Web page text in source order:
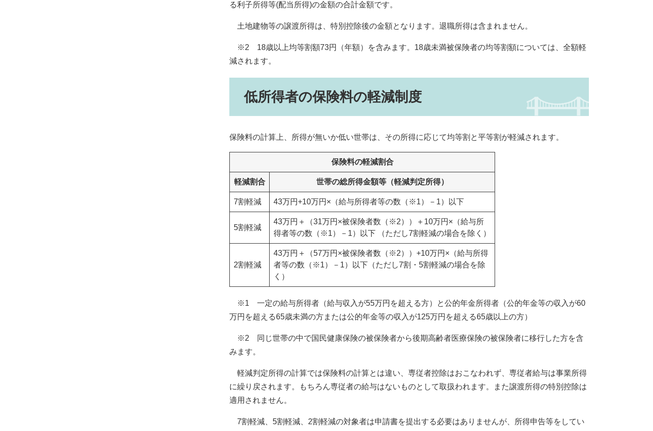
る利子所得等(配当所得)の金額の合計金額です。
土地建物等の譲渡所得は、特別控除後の金額となります。退職所得は含まれません。
※2 18歳以上均等割額73円（年額）を含みます。18歳未満被保険者の均等割額については、全額軽
減されます。
低所得者の保険料の軽減制度
保険料の計算上、所得が無いか低い世帯は、その所得に応じて均等割と平等割が軽減されます。
保険料の軽減割合
軽減割合 世帯の総所得金額等（軽減判定所得）
7割軽減 43万円+10万円×（給与所得者等の数（※1）－1）以下
5割軽減
43万円＋（31万円×被保険者数（※2））＋10万円×（給与所
得者等の数（※1）－1）以下 （ただし7割軽減の場合を除く）
2割軽減
43万円＋（57万円×被保険者数（※2））+10万円×（給与所得
者等の数（※1）－1）以下（ただし7割・5割軽減の場合を除
く）
※1 一定の給与所得者（給与収入が55万円を超える方）と公的年金所得者（公的年金等の収入が60
万円を超える65歳未満の方または公的年金等の収入が125万円を超える65歳以上の方）
※2 同じ世帯の中で国民健康保険の被保険者から後期高齢者医療保険の被保険者に移行した方を含
みます。
軽減判定所得の計算では保険料の計算とは違い、専従者控除はおこなわれず、専従者給与は事業所得
に繰り戻されます。もちろん専従者の給与はないものとして取扱われます。また譲渡所得の特別控除は
適用されません。
7割軽減、5割軽減、2割軽減の対象者は申請書を提出する必要はありませんが、所得申告等をしてい